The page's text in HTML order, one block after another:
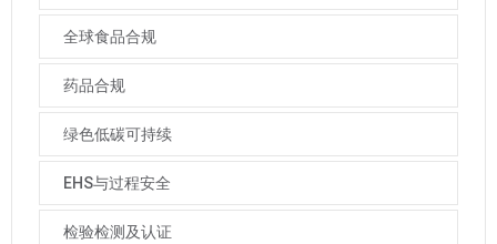
全球食品合规
药品合规
绿色低碳可持续
EHS与过程安全
检验检测及认证